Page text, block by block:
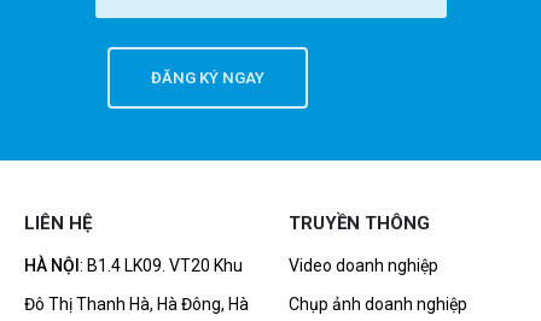
LIÊN HỆ
HÀ NỘI : B1.4 LK09. VT20 Khu
Đô Thị Thanh Hà, Hà Đông, Hà
TRUYỀN THÔNG
Video doanh nghiệp
Chụp ảnh doanh nghiệp